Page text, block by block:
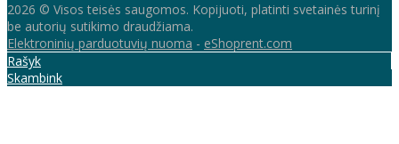
2026 © Visos teisės saugomos. Kopijuoti, platinti svetainės turinį
be autorių sutikimo draudžiama.
Elektroninių parduotuvių nuoma - eShoprent.com
Rašyk
Skambink